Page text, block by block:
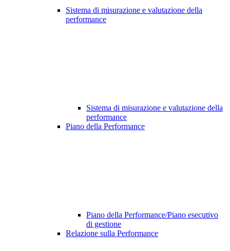
Sistema di misurazione e valutazione della
performance
Sistema di misurazione e valutazione della
performance
Piano della Performance
Piano della Performance/Piano esecutivo
di gestione
Relazione sulla Performance